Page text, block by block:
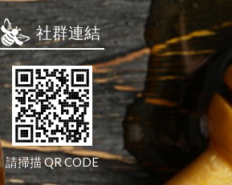
社群連結
請掃描 QR CODE